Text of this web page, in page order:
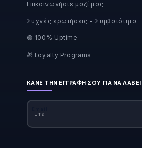
Επικοινωνήστε μαζί μας
Συχνές ερωτήσεις - Συμβατότητα
🟢 100% Uptime
🎁 Loyalty Programs
ΚΆΝΕ ΤΗΝ ΕΓΓΡΑΦΉ ΣΟΥ ΓΙΑ ΝΑ